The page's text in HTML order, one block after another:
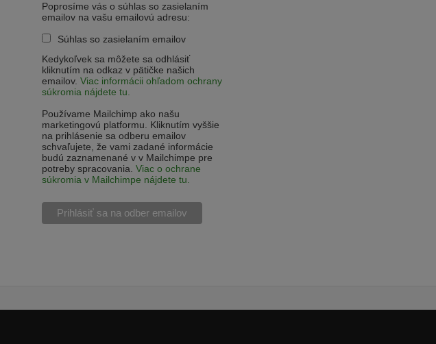
Poprosíme vás o súhlas so zasielaním
emailov na vašu emailovú adresu:
Súhlas so zasielaním emailov
Kedykoľvek sa môžete sa odhlásiť
kliknutím na odkaz v pätičke našich
emailov. Viac informácii ohľadom ochrany
súkromia nájdete tu.
Používame Mailchimp ako našu
marketingovú platformu. Kliknutím vyššie
na prihlásenie sa odberu emailov
schvaľujete, že vami zadané informácie
budú zaznamenané v v Mailchimpe pre
potreby spracovania. Viac o ochrane
súkromia v Mailchimpe nájdete tu.